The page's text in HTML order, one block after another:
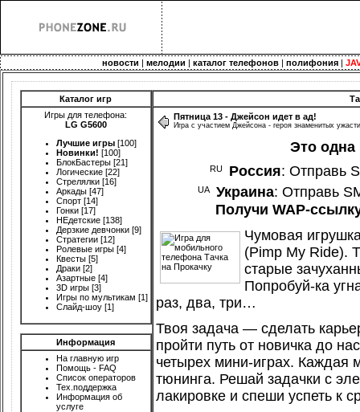
новости |мелодии |каталог телефонов |полифония |
Каталог игр
Игры для телефона:
LG G5600
Лучшие игры [100]
Новинки! [100]
БлокБастеры [21]
Логические [22]
Стрелялки [16]
Аркады [47]
Спорт [14]
Гонки [17]
НЕдетские [138]
Дерзкие девчонки [9]
Стратегии [12]
Ролевые игры [4]
Квесты [5]
Драки [2]
Азартные [4]
3D игры [3]
Игры по мультикам [1]
Слайд-шоу [1]
Информация
На главную игр
Помощь - FAQ
Список операторов
Тех.поддержка
Информация об
услуге
Пятница 13 - Джейсон идет в ад!
Игра с участием Джейсона - героя знаменитых
Это
Россия: Отправь
Украина: Отправь
Получи WAP-
Чумовая
(Pimp My Ride).
старые
Попробуй-ка
раз, два, три…
Твоя задача — сделать
пройти путь от новичка до
четырех мини-играх. Каждая
тюнинга. Решай задачки с
лакировке и спеши успеть к